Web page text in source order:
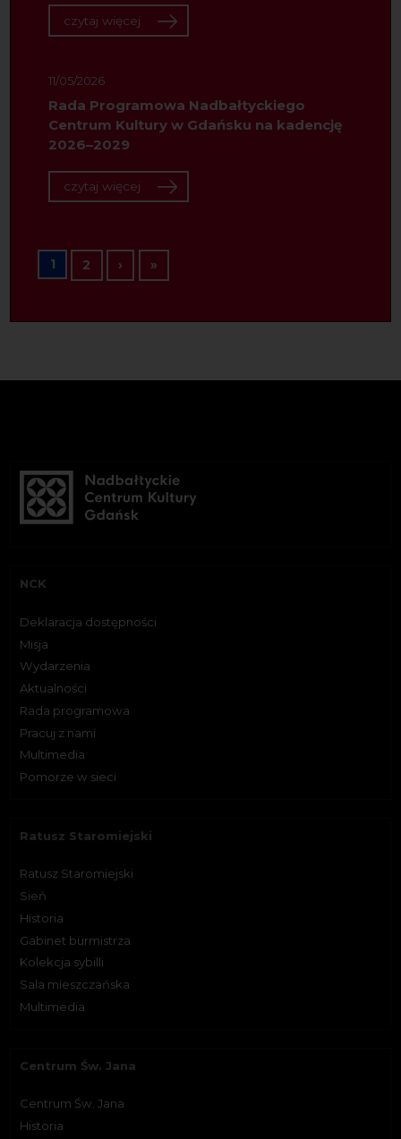
czytaj więcej
11/05/2026
Rada Programowa Nadbałtyckiego
Centrum Kultury w Gdańsku na kadencję
2026–2029
czytaj więcej
Stronicowanie
1 2 › Następna strona
»Ostatnia strona
NCK
Deklaracja dostępności
Misja
Wydarzenia
Aktualności
Rada programowa
Pracuj z nami
Multimedia
Pomorze w sieci
Ratusz Staromiejski
Ratusz Staromiejski
Sień
Historia
Gabinet burmistrza
Kolekcja sybilli
Sala mieszczańska
Multimedia
Centrum Św. Jana
Centrum Św. Jana
Historia